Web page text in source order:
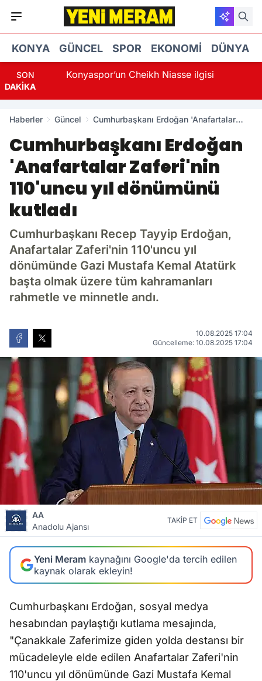
KONYA GÜNCEL SPOR EKONOMI DÜNYA
SON
DAKİKA
8 Konyaspor’un Cheikh Niasse ilgisi
Haberler Güncel
Cumhurbaşkanı Erdoğan 'Anafartalar
Cumhurbaşkanı Erdoğan
'Anafartalar Zaferi'nin
110'uncu yıl dönümünü
kutladı
Cumhurbaşkanı Recep Tayyip Erdoğan,
Anafartalar Zaferi'nin 110'uncu yıl
dönümünde Gazi Mustafa Kemal Atatürk
başta olmak üzere tüm kahramanları
rahmetle ve minnetle andı.
10.08.2025 17:04
Güncelleme: 10.08.2025 17:04
AA
Anadolu Ajansı
TAKİP ET
Yeni Meram kaynağını Google'da tercih edilen
kaynak olarak ekleyin!
Cumhurbaşkanı Erdoğan, sosyal medya
hesabından paylaştığı kutlama mesajında,
"Çanakkale Zaferimize giden yolda destansı bir
mücadeleyle elde edilen Anafartalar Zaferi'nin
110'uncu yıl dönümünde Gazi Mustafa Kemal